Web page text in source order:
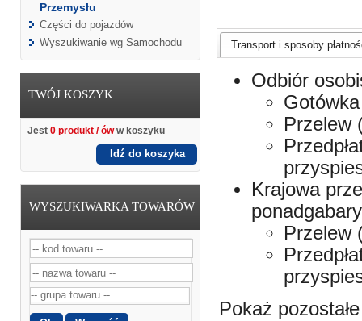
Przemysłu
Części do pojazdów
Wyszukiwanie wg Samochodu
TWÓJ KOSZYK
Jest 0 produkt / óww koszyku
Idź do koszyka
WYSZUKIWARKA TOWARÓW
Transport i sposoby
Odbiór
Przelew
Krajowa
Przelew
Pokaż pozostałe